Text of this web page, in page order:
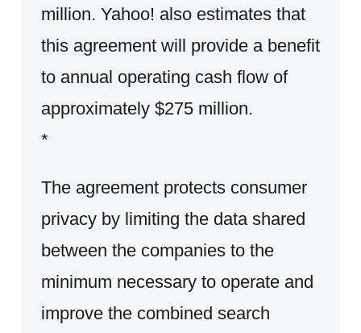
million. Yahoo! also estimates that
this agreement will provide a benefit
to annual operating cash flow of
approximately $275 million.
*
The agreement protects consumer
privacy by limiting the data shared
between the companies to the
minimum necessary to operate and
improve the combined search